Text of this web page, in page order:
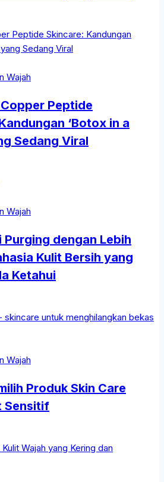
Wajah
Peptide
‘Botox in a
Sedang Viral
Wajah
Purging dengan Lebih
Kulit Bersih yang
Ketahui
Wajah
Produk Skin Care
Sensitif